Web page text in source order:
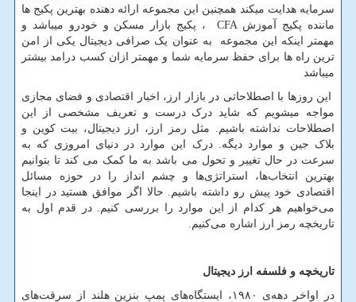
سرمایه هدایت میکند همچنین این مجموعه ارائه دهنده بهترین پکیج ها
ماننده پکیج آموزش CFA ، پکیج بازار مسکن و خودرو میباشد و
مهمتر اینکه این مجموعه به عنوان یک صرافی دیجیتال یکی از امن
ترین راه ها برای حفظ سرمایه شما و مهمتر ازان کسب درامد بیشتر
میباشد
این روزها با اصطلاحاتی در بازار ارز، اخبار اقتصادی و فضای مجازی
مواجه میشویم که شاید درک درست و تعریف مشخصی از این
اصطلاحات نداشته باشیم. مثل رمز ارز، ارز دیجیتال، بیت کوین و
بلاک جین و موارد دیگه. درک این موارد در دنیای امروزی که به
سرعت در حال تغییر و تحول می باشد به ما کمک می کند تا بتوانیم
بهترین انتخاب‌ها، استراتژی‌ها و چشم انداز را در حوزه مسائل
اقتصادی خود پیش رو داشته باشیم. حالا اگر موافق هستید در اینجا
می‌خواهیم هر کدام از این موارد را بررسی کنیم. در قدم اول به
تاریخچه رمز ارز اشاره می‌کنیم.
تاریخچه و فلسفه ارز دیجیتال
در اواخر دهه‌ی ۱۹۸۰، ایستگاه‌های پمپ بنزین هلند از سرقت‌های